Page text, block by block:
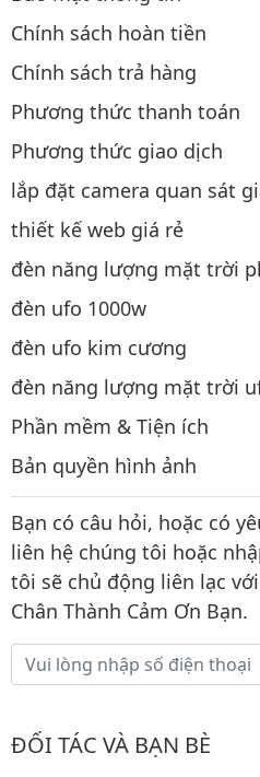
Chính sách hoàn tiền
Chính sách trả hàng
Phương thức thanh toán
Phương thức giao dịch
lắp đặt camera quan sát
thiết kế web giá rẻ
đèn năng lượng mặt trời
đèn ufo 1000w
đèn ufo kim cương
đèn năng lượng mặt trời
Phần mềm & Tiện ích
Bản quyền hình ảnh
Bạn có câu hỏi, hoặc có
liên hệ chúng tôi hoặc
tôi sẽ chủ động liên lạc
Chân Thành Cảm Ơn Bạn.
ĐỐI TÁC VÀ BẠN BÈ